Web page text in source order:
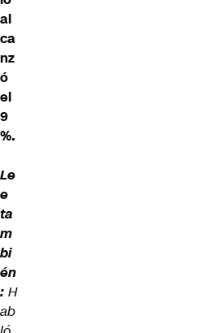
al
ca
nz
ó
el
9
%.
Le
e
ta
m
bi
én
: H
ab